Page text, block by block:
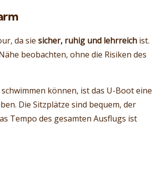
da sie sicher, ruhig und lehrreich ist.
beobachten, ohne die Risiken des
können, ist das U-Boot eine
Die Sitzplätze sind bequem, der
Tempo des gesamten Ausflugs ist